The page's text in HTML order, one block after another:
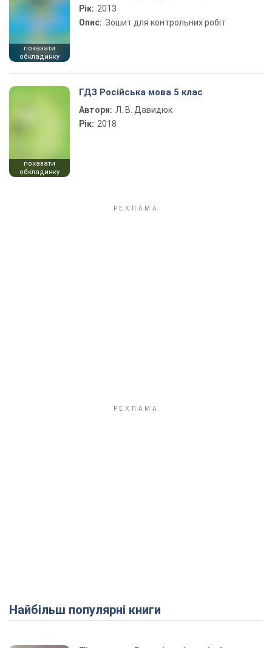
показати
обкладинку
Рік: 2013
Опис: Зошит для контрольних робіт
показати
обкладинку
ГДЗ Російська мова 5 клас
Автори: Л. В. Давидюк
Рік: 2018
Найбільш популярні книги